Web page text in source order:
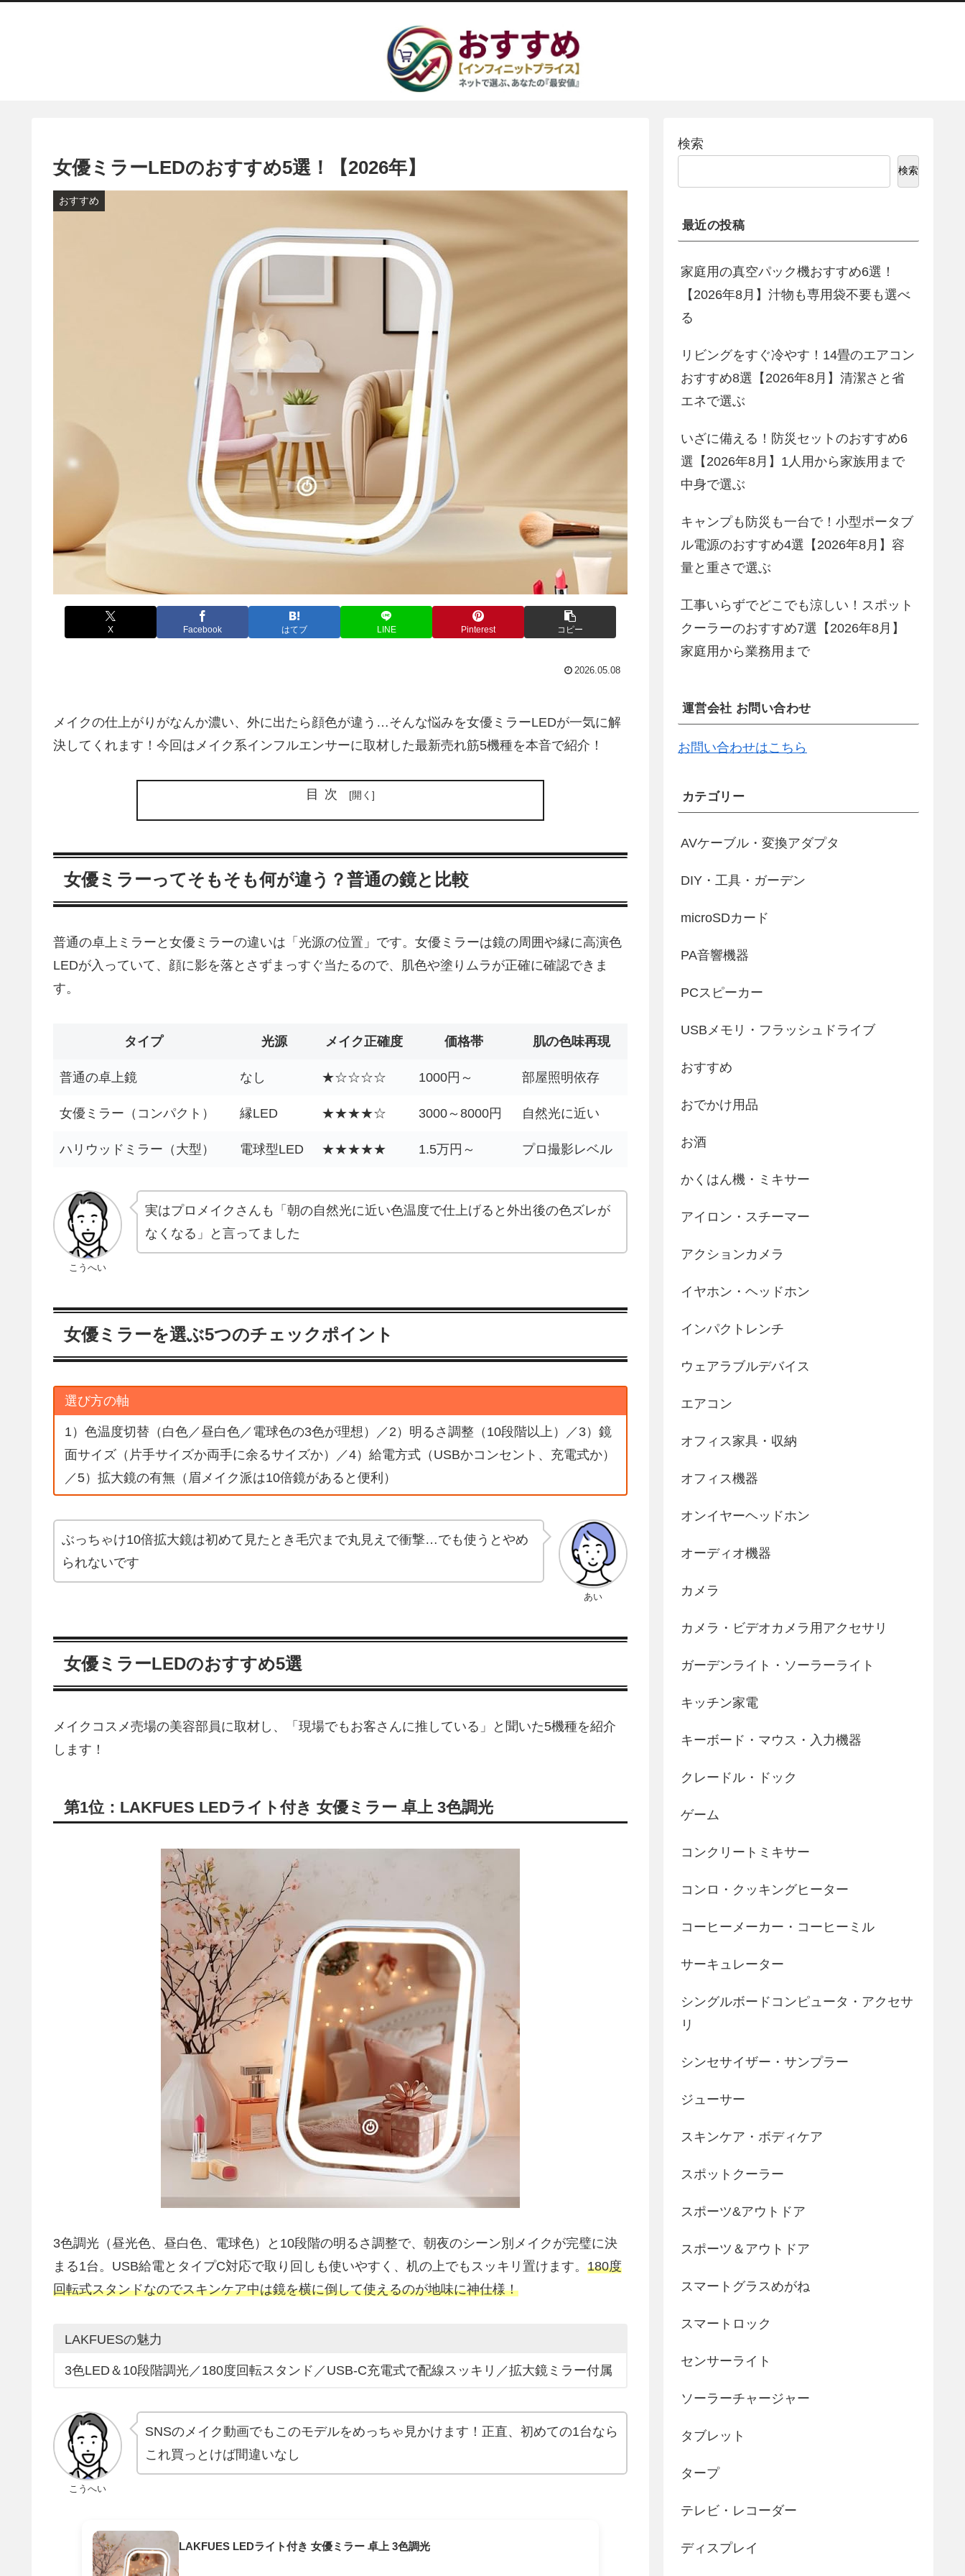
女優ミラーLEDのおすすめ5選！【2026年】
おすすめ
X Facebook はてブ LINE Pinterest コピー
2026.05.08
メイクの仕上がりがなんか濃い、外に出たら顔色が違う…そんな悩みを女優ミラーLEDが一気に解
決してくれます！今回はメイク系インフルエンサーに取材した最新売れ筋5機種を本音で紹介！
目次
女優ミラーってそもそも何が違う？普通の鏡と比較
普通の卓上ミラーと女優ミラーの違いは「光源の位置」です。女優ミラーは鏡の周囲や縁に高演色
LEDが入っていて、顔に影を落とさずまっすぐ当たるので、肌色や塗りムラが正確に確認できま
す。
タイプ 光源 メイク正確度 価格帯 肌の色味再現
普通の卓上鏡 なし ★☆☆☆☆ 1000円～ 部屋照明依存
女優ミラー（コンパクト） 縁LED ★★★★☆ 3000～8000円 自然光に近い
ハリウッドミラー（大型） 電球型LED ★★★★★ 1.5万円～ プロ撮影レベル
こうへい
実はプロメイクさんも「朝の自然光に近い色温度で仕上げると外出後の色ズレが
なくなる」と言ってました
女優ミラーを選ぶ5つのチェックポイント
選び方の軸
1）色温度切替（白色／昼白色／電球色の3色が理想）／2）明るさ調整（10段階以上）／3）鏡
面サイズ（片手サイズか両手に余るサイズか）／4）給電方式（USBかコンセント、充電式か）
／5）拡大鏡の有無（眉メイク派は10倍鏡があると便利）
あい
ぶっちゃけ10倍拡大鏡は初めて見たとき毛穴まで丸見えで衝撃…でも使うとやめ
られないです
女優ミラーLEDのおすすめ5選
メイクコスメ売場の美容部員に取材し、「現場でもお客さんに推している」と聞いた5機種を紹介
します！
第1位：LAKFUES LEDライト付き 女優ミラー 卓上 3色調光
3色調光（昼光色、昼白色、電球色）と10段階の明るさ調整で、朝夜のシーン別メイクが完璧に決
まる1台。USB給電とタイプC対応で取り回しも使いやすく、机の上でもスッキリ置けます。 180度
回転式スタンドなのでスキンケア中は鏡を横に倒して使えるのが地味に神仕様！
LAKFUESの魅力
3色LED＆10段階調光／180度回転スタンド／USB-C充電式で配線スッキリ／拡大鏡ミラー付属
こうへい
SNSのメイク動画でもこのモデルをめっちゃ見かけます！正直、初めての1台なら
これ買っとけば間違いなし
LAKFUES LEDライト付き 女優ミラー 卓上 3色調光
検索
検索
最近の投稿
家庭用の真空パック機おすすめ6選！
【2026年8月】汁物も専用袋不要も選べ
る
リビングをすぐ冷やす！14畳のエアコン
おすすめ8選【2026年8月】清潔さと省
エネで選ぶ
いざに備える！防災セットのおすすめ6
選【2026年8月】1人用から家族用まで
中身で選ぶ
キャンプも防災も一台で！小型ポータブ
ル電源のおすすめ4選【2026年8月】容
量と重さで選ぶ
工事いらずでどこでも涼しい！スポット
クーラーのおすすめ7選【2026年8月】
家庭用から業務用まで
運営会社 お問い合わせ
お問い合わせはこちら
カテゴリー
AVケーブル・変換アダプタ
DIY・工具・ガーデン
microSDカード
PA音響機器
PCスピーカー
USBメモリ・フラッシュドライブ
おすすめ
おでかけ用品
お酒
かくはん機・ミキサー
アイロン・スチーマー
アクションカメラ
イヤホン・ヘッドホン
インパクトレンチ
ウェアラブルデバイス
エアコン
オフィス家具・収納
オフィス機器
オンイヤーヘッドホン
オーディオ機器
カメラ
カメラ・ビデオカメラ用アクセサリ
ガーデンライト・ソーラーライト
キッチン家電
キーボード・マウス・入力機器
クレードル・ドック
ゲーム
コンクリートミキサー
コンロ・クッキングヒーター
コーヒーメーカー・コーヒーミル
サーキュレーター
シングルボードコンピュータ・アクセサ
リ
シンセサイザー・サンプラー
ジューサー
スキンケア・ボディケア
スポットクーラー
スポーツ&アウトドア
スポーツ＆アウトドア
スマートグラスめがね
スマートロック
センサーライト
ソーラーチャージャー
タブレット
タープ
テレビ・レコーダー
ディスプレイ